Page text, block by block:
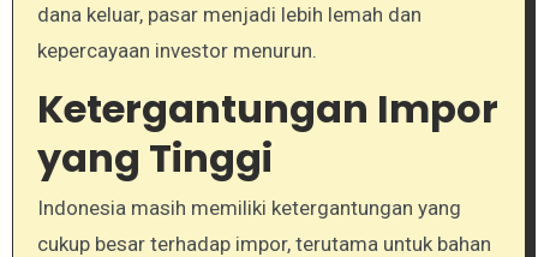
dana keluar, pasar menjadi lebih lemah dan
kepercayaan investor menurun.
Ketergantungan Impor
yang Tinggi
Indonesia masih memiliki ketergantungan yang
cukup besar terhadap impor, terutama untuk bahan